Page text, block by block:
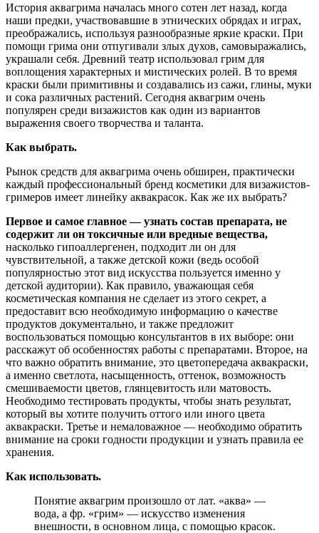
История аквагрима началась много сотен лет назад, когда
наши предки, участвовавшие в этнических обрядах и играх,
преображались, используя разнообразные яркие краски. При
помощи грима они отпугивали злых духов, самовыражались,
украшали себя. Древний театр использовал грим для
воплощения характерных и мистических ролей. В то время
краски были примитивны и создавались из сажи, глины, муки
и сока различных растений. Сегодня аквагрим очень
популярен среди визажистов как один из вариантов
выражения своего творчества и таланта.
Как выбрать.
Рынок средств для аквагрима очень обширен, практически
каждый профессиональный бренд косметики для визажистов-
гримеров имеет линейку аквакрасок. Как же их выбрать?
Первое и самое главное — узнать состав препарата, не
содержит ли он токсичные или вредные вещества,
насколько гипоаллергенен, подходит ли он для
чувствительной, а также детской кожи (ведь особой
популярностью этот вид искусства пользуется именно у
детской аудитории). Как правило, уважающая себя
косметическая компания не сделает из этого секрет, а
предоставит всю необходимую информацию о качестве
продуктов документально, и также предложит
воспользоваться помощью консультантов в их выборе: они
расскажут об особенностях работы с препаратами. Второе, на
что важно обратить внимание, это цветопередача аквакраски,
а именно светлота, насыщенность, оттенок, возможность
смешиваемости цветов, глянцевитость или матовость.
Необходимо тестировать продукты, чтобы знать результат,
который вы хотите получить оттого или иного цвета
аквакраски. Третье и немаловажное — необходимо обратить
внимание на сроки годности продукции и узнать правила ее
хранения.
Как использовать.
Понятие аквагрим произошло от лат. «аква» —
вода, а фр. «грим» — искусство изменения
внешности, в основном лица, с помощью красок.